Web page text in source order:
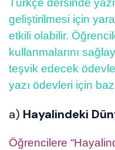
Türkçe dersinde
geliştirilmesi için
etkili olabilir.
kullanmalarını
teşvik edecek
yazı ödevleri için
a) Hayalindeki
Öğrencilere